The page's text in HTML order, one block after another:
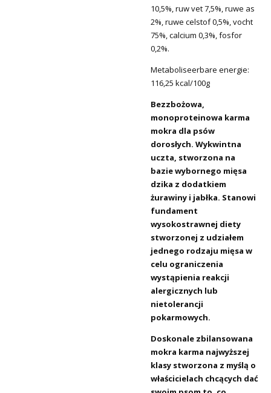
10,5%, ruw vet 7,5%, ruwe as
2%, ruwe celstof 0,5%, vocht
75%, calcium 0,3%, fosfor
0,2%.
Metaboliseerbare energie:
116,25 kcal/100g
Bezzbożowa,
monoproteinowa karma
mokra dla psów
dorosłych. Wykwintna
uczta, stworzona na
bazie wybornego mięsa
dzika z dodatkiem
żurawiny i jabłka. Stanowi
fundament
wysokostrawnej diety
stworzonej z udziałem
jednego rodzaju mięsa w
celu ograniczenia
wystąpienia reakcji
alergicznych lub
nietolerancji
pokarmowych.
Doskonale zbilansowana
mokra karma najwyższej
klasy stworzona z myślą o
właścicielach chcących dać